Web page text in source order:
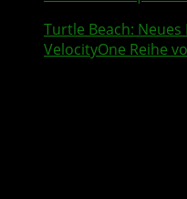
Turtle Beach:
VelocityOne Reihe